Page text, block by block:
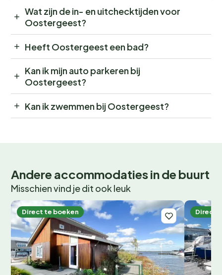
Wat zijn de in- en uitchecktijden voor
Oostergeest?
Heeft Oostergeest een bad?
Kan ik mijn auto parkeren bij
Oostergeest?
Kan ik zwemmen bij Oostergeest?
Andere accommodaties in de buurt
Misschien vind je dit ook leuk
Direct te boeken Direct